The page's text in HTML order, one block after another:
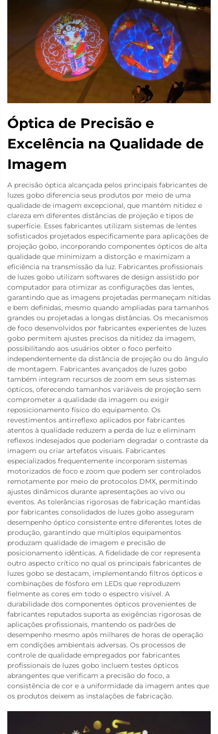
Óptica de Precisão e
Excelência na Qualidade de
Imagem
A precisão óptica alcançada pelos principais fabricantes de
luzes gobo diferencia seus produtos por meio de uma
qualidade de imagem excepcional, que mantém nitidez e
clareza em diferentes distâncias de projeção e tipos de
superfície. Esses fabricantes utilizam sistemas de lentes
sofisticados projetados especificamente para aplicações de
projeção gobo, incorporando componentes ópticos de alta
qualidade que minimizam a distorção e maximizam a
eficiência na transmissão da luz. Fabricantes profissionais
de luzes gobo utilizam softwares de design assistido por
computador para otimizar as configurações das lentes,
garantindo que as imagens projetadas permaneçam nítidas
e bem definidas, mesmo quando ampliadas para tamanhos
grandes ou projetadas a longas distâncias. Os mecanismos
de foco desenvolvidos por fabricantes experientes de luzes
gobo permitem ajustes precisos da nitidez da imagem,
possibilitando aos usuários obter o foco perfeito
independentemente da distância de projeção ou do ângulo
de montagem. Fabricantes avançados de luzes gobo
também integram recursos de zoom em seus sistemas
ópticos, oferecendo tamanhos variáveis de projeção sem
comprometer a qualidade da imagem ou exigir
reposicionamento físico do equipamento. Os
revestimentos antirreflexo aplicados por fabricantes
atentos à qualidade reduzem a perda de luz e eliminam
reflexos indesejados que poderiam degradar o contraste da
imagem ou criar artefatos visuais. Fabricantes
especializados frequentemente incorporam sistemas
motorizados de foco e zoom que podem ser controlados
remotamente por meio de protocolos DMX, permitindo
ajustes dinâmicos durante apresentações ao vivo ou
eventos. As tolerâncias rigorosas de fabricação mantidas
por fabricantes consolidados de luzes gobo asseguram
desempenho óptico consistente entre diferentes lotes de
produção, garantindo que múltiplos equipamentos
produzam qualidade de imagem e precisão de
posicionamento idênticas. A fidelidade de cor representa
outro aspecto crítico no qual os principais fabricantes de
luzes gobo se destacam, implementando filtros ópticos e
combinações de fósforo em LEDs que reproduzem
fielmente as cores em todo o espectro visível. A
durabilidade dos componentes ópticos provenientes de
fabricantes reputados suporta as exigências rigorosas de
aplicações profissionais, mantendo os padrões de
desempenho mesmo após milhares de horas de operação
em condições ambientais adversas. Os processos de
controle de qualidade empregados por fabricantes
profissionais de luzes gobo incluem testes ópticos
abrangentes que verificam a precisão do foco, a
consistência de cor e a uniformidade da imagem antes que
os produtos deixem as instalações de fabricação.